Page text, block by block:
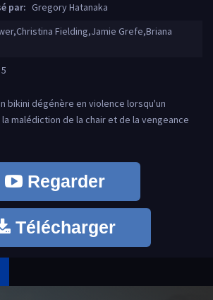
par: Gregory Hatanaka
Fielding,Jamie Grefe,Briana
bikini dégénère en violence lorsqu'un
malédiction de la chair et de la vengeance
Regarder
Télécharger